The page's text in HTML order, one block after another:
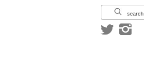
search